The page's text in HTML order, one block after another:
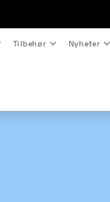
Tilbehør Nyheter